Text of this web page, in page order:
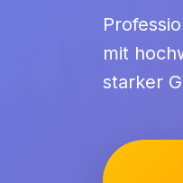
mit
starker